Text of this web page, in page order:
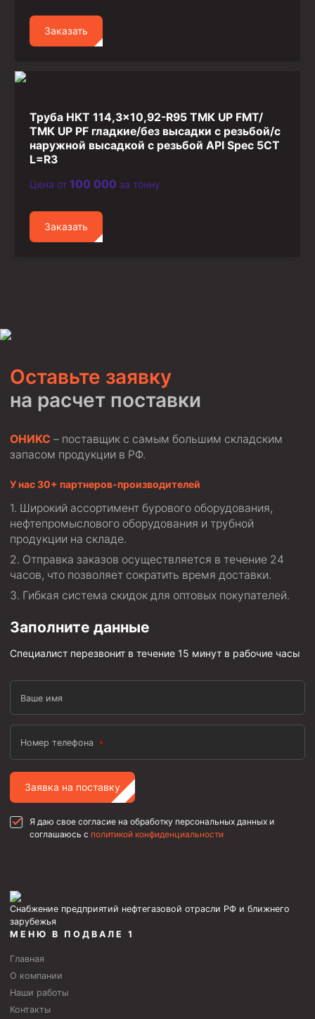
Заказать
Труба НКТ 114,3×10,92-R95 ТМК UP FMT/
ТМК UP PF гладкие/без высадки с резьбой/с
наружной высадкой с резьбой API Spec 5CT
L=R3
Цена от 100 000 за тонну
Заказать
Оставьте заявку
на расчет поставки
ОНИКС – поставщик с самым большим складским
запасом продукции в РФ.
У нас 30+ партнеров-производителей
Широкий ассортимент бурового оборудования,
нефтепромыслового оборудования и трубной
продукции на складе.
Отправка заказов осуществляется в течение 24
часов, что позволяет сократить время доставки.
Гибкая система скидок для оптовых покупателей.
Заполните данные
Специалист перезвонит в течение 15 минут в рабочие часы
Ваше имя
Номер телефона
Заявка на поставку
Я даю свое согласие на обработку персональных данных и
соглашаюсь с политикой конфиденциальности
Снабжение предприятий нефтегазовой отрасли РФ и ближнего
зарубежья
МЕНЮ В ПОДВАЛЕ 1
Главная
О компании
Наши работы
Контакты